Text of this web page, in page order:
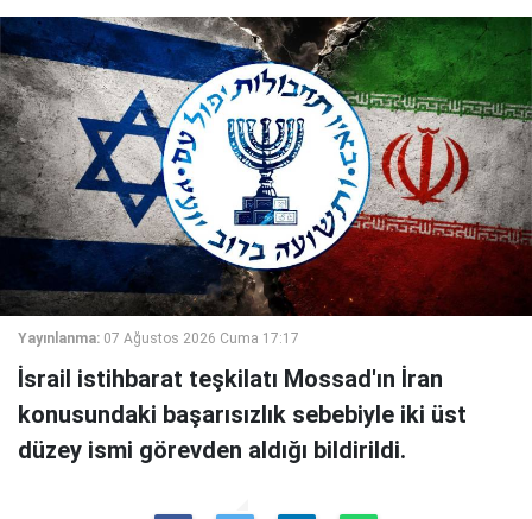
Yayınlanma: 07 Ağustos 2026 Cuma 17:17
İsrail istihbarat teşkilatı Mossad'ın İran
konusundaki başarısızlık sebebiyle iki üst
düzey ismi görevden aldığı bildirildi.